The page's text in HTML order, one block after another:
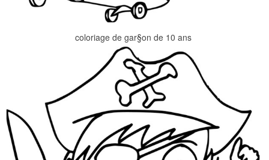
coloriage de gar§on de 10 ans